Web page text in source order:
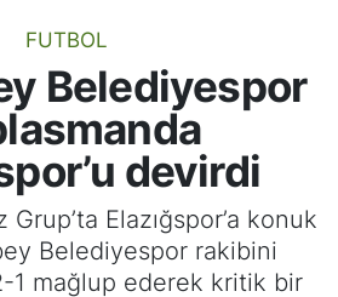
FUTBOL
Belediyespor
devirdi
Elazığspor’a konuk
Belediyespor rakibini
1 mağlup ederek kritik bir
Haritası
Grup Puan Durumu ve Fikstür